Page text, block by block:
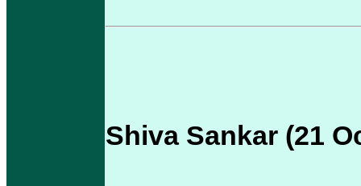
Shiva Sankar (21